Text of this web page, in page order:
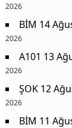
2026
BİM 14
2026
A101 13
2026
ŞOK 12
2026
BİM 11